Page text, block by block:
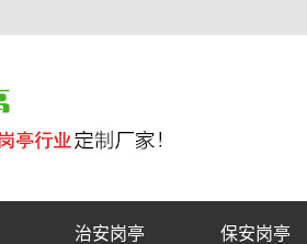
治安岗亭 保安岗亭